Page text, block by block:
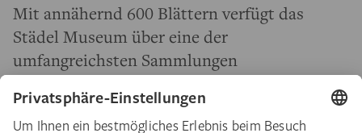
Mit annähernd 600 Blättern verfügt das
Städel Museum über eine der
umfangreichsten Sammlungen
niederländischer Zeichnungen des 18.
Jahrhunderts außerhalb der Niederlande und